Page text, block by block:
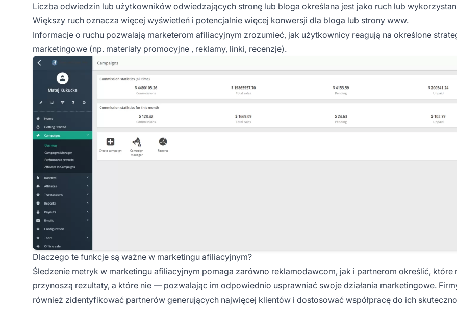
Liczba odwiedzin lub użytkowników odwiedzających stronę lub bloga określana jest jako ruch lub
Większy ruch oznacza więcej wyświetleń i potencjalnie więcej konwersji dla bloga lub strony www.
Informacje o ruchu pozwalają marketerom afiliacyjnym zrozumieć, jak użytkownicy reagują na określone
marketingowe (np. materiały promocyjne , reklamy, linki, recenzje).
Dlaczego te funkcje są ważne w marketingu afiliacyjnym?
Śledzenie metryk w marketingu afiliacyjnym pomaga zarówno reklamodawcom, jak i partnerom określić, które
przynoszą rezultaty, a które nie — pozwalając im odpowiednio usprawniać swoje działania marketingowe.
również zidentyfikować partnerów generujących najwięcej klientów i dostosować współpracę do ich